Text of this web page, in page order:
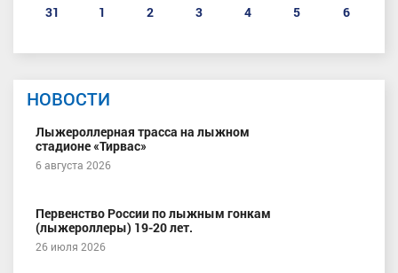
31
1 2 3 4 5 6
НОВОСТИ
Лыжероллерная трасса на лыжном
стадионе «Тирвас»
6 августа 2026
Первенство России по лыжным гонкам
(лыжероллеры) 19-20 лет.
26 июля 2026